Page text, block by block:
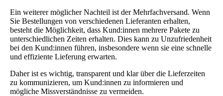
Ein weiterer möglicher Nachteil ist der Mehrfachversand. Wenn
Sie Bestellungen von verschiedenen Lieferanten erhalten,
besteht die Möglichkeit, dass Kund:innen mehrere Pakete zu
unterschiedlichen Zeiten erhalten. Dies kann zu Unzufriedenheit
bei den Kund:innen führen, insbesondere wenn sie eine schnelle
und effiziente Lieferung erwarten.
Daher ist es wichtig, transparent und klar über die Lieferzeiten
zu kommunizieren, um Kund:innen zu informieren und
mögliche Missverständnisse zu vermeiden.